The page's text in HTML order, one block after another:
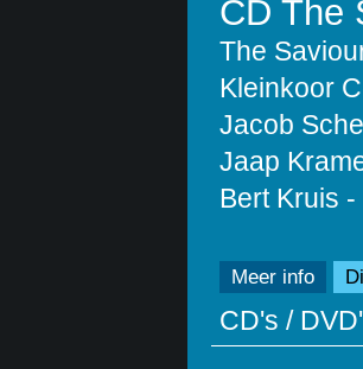
CD The
The
Kleinkoor
Jacob
Jaap
Bert Kruis
Meer info
CD's /